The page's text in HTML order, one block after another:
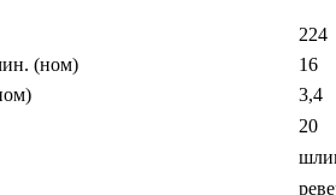
224
(ном)
16
3,4
20